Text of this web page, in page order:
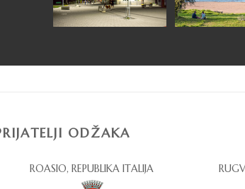
ODŽAKA
ROASIO, REPUBLIKA ITALIJA